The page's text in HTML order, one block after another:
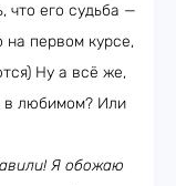
что его судьба —
на первом курсе,
Ну а всё же,
в любимом? Или
Я обожаю